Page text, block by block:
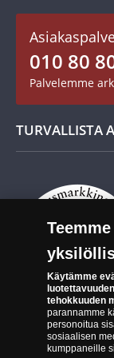
Mitalit
Asiakastili /
Toimitusehdot
Maksutavat
Evästeet Suomen
Tuotteiden
010 80
Palvelemme
TURVALLISTA
Aitous- ja
Suomen Moneta
Käytämme
tehokkuuden
parannamme
personoitua
sosiaalisen
kumppaneille